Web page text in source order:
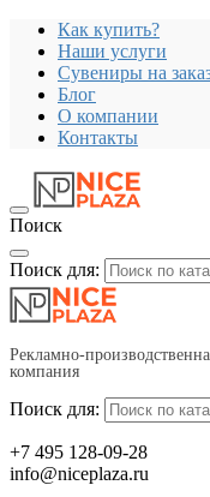
Как купить?
Наши услуги
Сувениры на
Блог
О компании
Контакты
Поиск
Поиск для:
Рекламно-
компания
Поиск для:
+7 495 128-09-28
info@niceplaza.ru